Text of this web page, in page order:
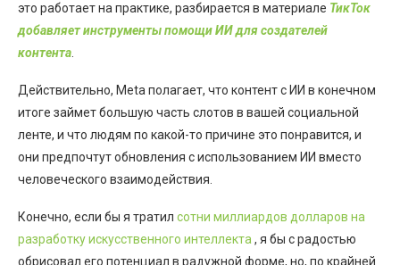
это работает на практике, разбирается в материале ТикТок
добавляет инструменты помощи ИИ для создателей
контента.
Действительно, Meta полагает, что контент с ИИ в конечном
итоге займет большую часть слотов в вашей социальной
ленте, и что людям по какой-то причине это понравится, и
они предпочтут обновления с использованием ИИ вместо
человеческого взаимодействия.
Конечно, если бы я тратил сотни миллиардов долларов на
разработку искусственного интеллекта, я бы с радостью
обрисовал его потенциал в радужной форме, но, по крайней